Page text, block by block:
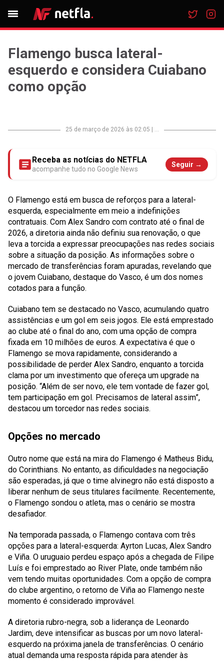
Flamengo busca lateral-
esquerdo e considera Cuiabano
como opção
25 de março de 2026 às 02:05 ...
Receba as notícias do NETFLA
acompanhe tudo no Google News
Seguir →
O Flamengo está em busca de reforços para a lateral-
esquerda, especialmente em meio a indefinições
contratuais. Com Alex Sandro com contrato até o final de
2026, a diretoria ainda não definiu sua renovação, o que
leva a torcida a expressar preocupações nas redes sociais
sobre a situação da posição. As informações sobre o
mercado de transferências foram apuradas, revelando que
o jovem Cuiabano, destaque do Vasco, é um dos nomes
cotados para a função.
Cuiabano tem se destacado no Vasco, acumulando quatro
assistências e um gol em seis jogos. Ele está emprestado
ao clube até o final do ano, com uma opção de compra
fixada em 10 milhões de euros. A expectativa é que o
Flamengo se mova rapidamente, considerando a
possibilidade de perder Alex Sandro, enquanto a torcida
clama por um investimento que ofereça um upgrade na
posição. “Além de ser novo, ele tem vontade de fazer gol,
tem participação em gol. Precisamos de lateral assim”,
destacou um torcedor nas redes sociais.
Opções no mercado
Outro nome que está na mira do Flamengo é Matheus Bidu,
do Corinthians. No entanto, as dificuldades na negociação
são esperadas, já que o time alvinegro não está disposto a
liberar nenhum de seus titulares facilmente. Recentemente,
o Flamengo sondou o atleta, mas o cenário se mostra
desafiador.
Na temporada passada, o Flamengo contava com três
opções para a lateral-esquerda: Ayrton Lucas, Alex Sandro
e Viña. O uruguaio perdeu espaço após a chegada de Filipe
Luís e foi emprestado ao River Plate, onde também não
vem tendo muitas oportunidades. Com a opção de compra
do clube argentino, o retorno de Viña ao Flamengo neste
momento é considerado improvável.
A diretoria rubro-negra, sob a liderança de Leonardo
Jardim, deve intensificar as buscas por um novo lateral-
esquerdo na próxima janela de transferências. O cenário
atual demanda uma resposta rápida para atender às